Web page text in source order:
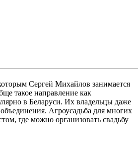
Сергей Михайлов занимается
такое направление как
в Беларуси. Их владельцы даже
Агроусадьба для многих
где можно организовать свадьбу